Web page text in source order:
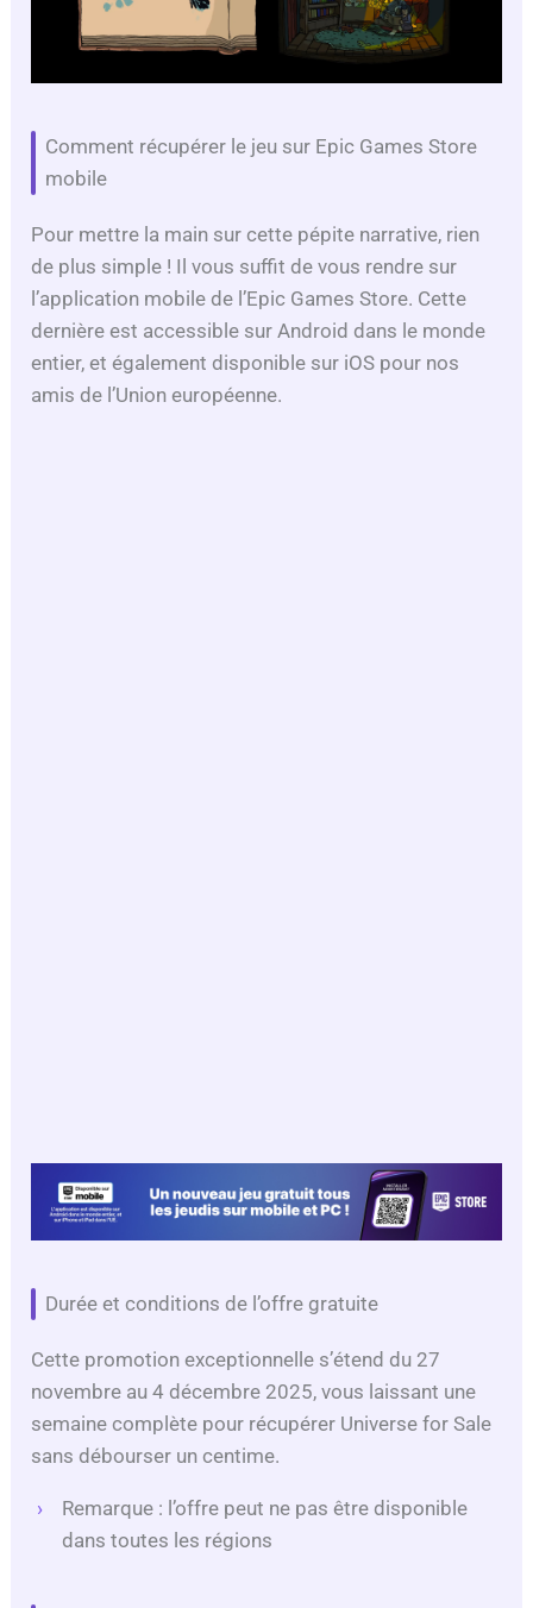
Comment récupérer le jeu sur Epic Games Store
mobile
Pour mettre la main sur cette pépite narrative, rien
de plus simple ! Il vous suffit de vous rendre sur
l’application mobile de l’Epic Games Store. Cette
dernière est accessible sur Android dans le monde
entier, et également disponible sur iOS pour nos
amis de l’Union européenne.
Durée et conditions de l’offre gratuite
Cette promotion exceptionnelle s’étend du 27
novembre au 4 décembre 2025, vous laissant une
semaine complète pour récupérer Universe for Sale
sans débourser un centime.
Remarque : l’offre peut ne pas être disponible
dans toutes les régions